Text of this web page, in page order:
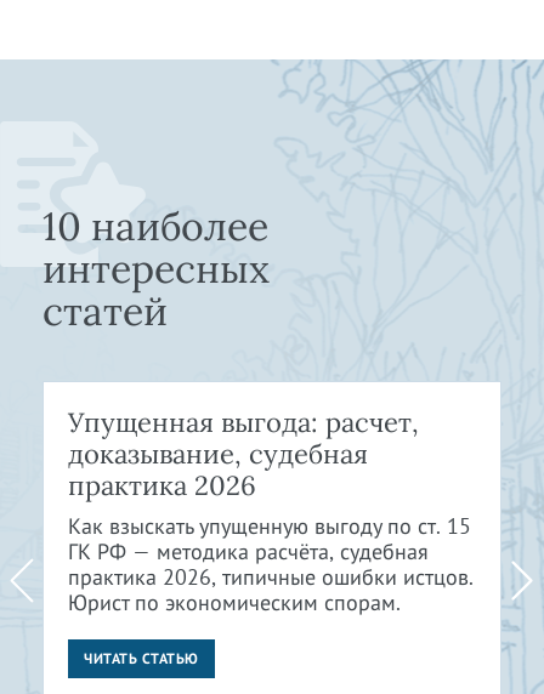
10 наиболее
интересных
статей
Упущенная выгода: расчет,
доказывание, судебная
практика 2026
Как взыскать упущенную выгоду по ст. 15
ГК РФ — методика расчёта, судебная
практика 2026, типичные ошибки истцов.
Юрист по экономическим спорам.
ЧИТАТЬ СТАТЬЮ